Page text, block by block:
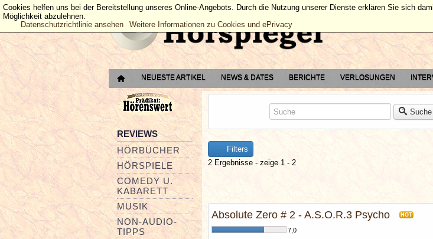
NEUESTE ARTIKEL NEWS & DATES BERICHTE VERLOSUNGEN
REVIEWS
HÖRBÜCHER
HÖRSPIELE
COMEDY U.
KABARETT
MUSIK
NON-AUDIO-
TIPPS
Suche
Filters
2 Ergebnisse - zeige 1 - 2
Absolute Zero # 2 - A.S.O.R.3 Psycho HOT
7,0
Cookies helfen uns bei der Bereitstellung unseres Online-Angebots. Durch die Nutzung unserer Dienste erklären Sie sich
Möglichkeit abzulehnen.
Datenschutzrichtlinie ansehen
Weitere Informationen zu Cookies und ePrivacy